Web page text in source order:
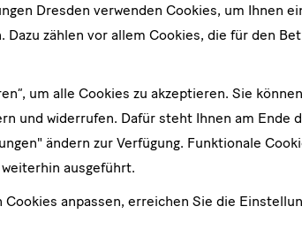
Dresden verwenden Cookies, um Ihnen
zählen vor allem Cookies, die für den
um alle Cookies zu akzeptieren. Sie
und widerrufen. Dafür steht Ihnen am Ende
ändern zur Verfügung. Funktionale
ausgeführt.
anpassen, erreichen Sie die